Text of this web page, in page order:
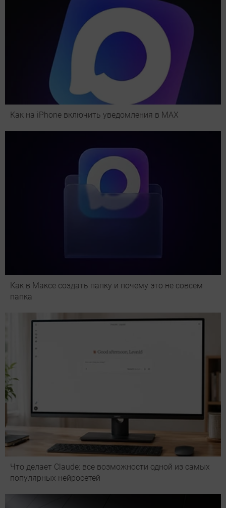
Как на iPhone включить уведомления в MAX
Как в Максе создать папку и почему это не совсем
папка
Что делает Сlaude: все возможности одной из самых
популярных нейросетей